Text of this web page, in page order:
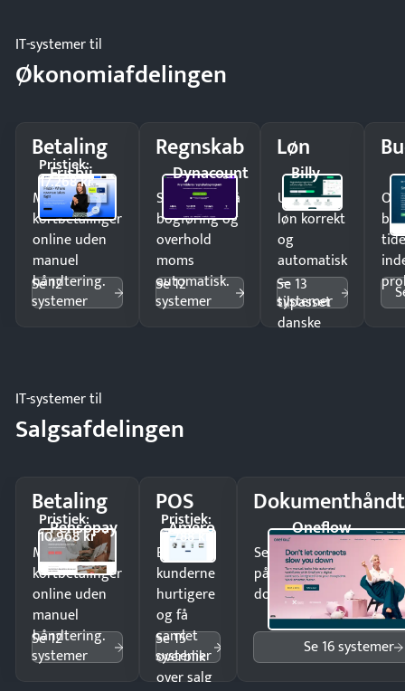
IT-systemer til
Økonomiafdelingen
Betaling
Frisbii
Pristjek:
17.268 kr
Modtag
kortbetalinger
online uden
manuel
håndtering.
Se 12
systemer
Regnskab
Dynacount
Spar timer på
bogføring og
overhold
moms
automatisk.
Se 12
systemer
Løn
Billy
Udbetal
løn korrekt
og
automatisk
—
tilpasset
danske
Se 13
systemer
IT-systemer til
Salgsafdelingen
Betaling
Pensopay
Pristjek:
10.968 kr
Modtag
kortbetalinger
online uden
manuel
håndtering.
Se 12
systemer
POS
Amero
Pristjek:
4.788 kr
Ekspedér
kunderne
hurtigere
og få
samlet
overblik
over salg
Se 15
systemer
Oneflow
Send kontrakter til
på minutter og mist
dokumenter.
Se 16 systemer